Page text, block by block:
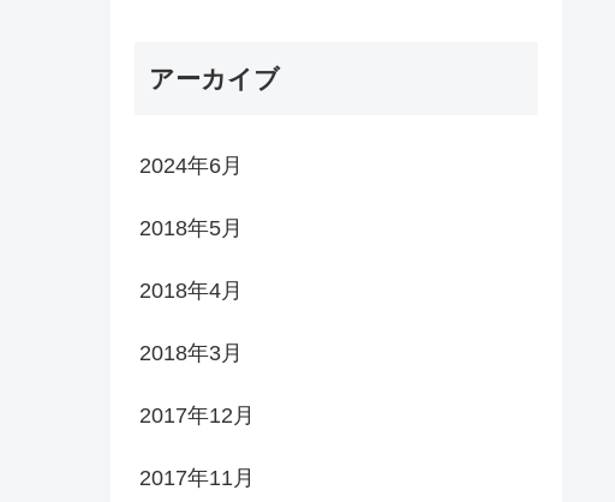
アーカイブ
2024年6月
2018年5月
2018年4月
2018年3月
2017年12月
2017年11月